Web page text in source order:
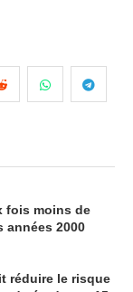
fois moins de
années 2000
réduire le risque